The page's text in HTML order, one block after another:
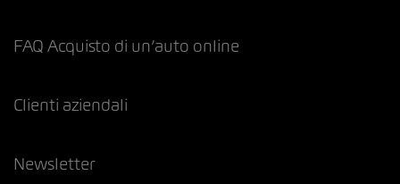
FAQ Acquisto di un’auto online
Clienti aziendali
Newsletter